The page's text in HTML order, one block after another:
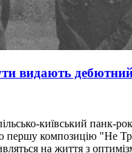
видають
київський панк-
першу композицію "Не
на життя з